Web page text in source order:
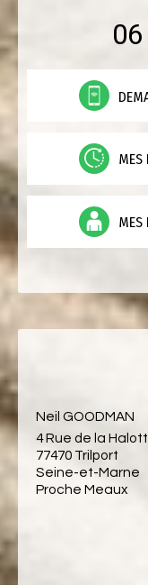
MES
MES
Neil GOODMAN
4 Rue de la
77470 Trilport
Seine-et-Marne
Proche Meaux